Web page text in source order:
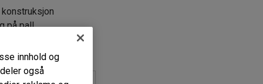
på pall
innhold og
også